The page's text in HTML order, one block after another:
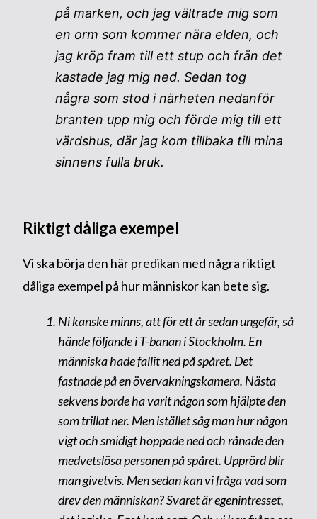
på marken, och jag vältrade mig som
en orm som kommer nära elden, och
jag kröp fram till ett stup och från det
kastade jag mig ned. Sedan tog
några som stod i närheten nedanför
branten upp mig och förde mig till ett
värdshus, där jag kom tillbaka till mina
sinnens fulla bruk.
Riktigt dåliga exempel
Vi ska börja den här predikan med några riktigt
dåliga exempel på hur människor kan bete sig.
Ni kanske minns, att för ett år sedan ungefär, så
hände följande i T-banan i Stockholm. En
människa hade fallit ned på spåret. Det
fastnade på en övervakningskamera. Nästa
sekvens borde ha varit någon som hjälpte den
som trillat ner. Men istället såg man hur någon
vigt och smidigt hoppade ned och rånade den
medvetslösa personen på spåret. Upprörd blir
man givetvis. Men sedan kan vi fråga vad som
drev den människan? Svaret är egenintresset,